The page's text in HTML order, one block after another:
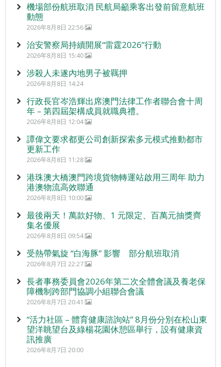
機場部份航班取消 民航局籲乘客出發前留意航班
動態
2026年8月8日 22:56
治安警察局持續開展“雷霆2026”行動
2026年8月8日 15:40
涉殺人未遂內地男子被羈押
2026年8月8日 14:24
行政長官岑浩輝出席澳門法律工作者聯合會十周
年 – 第四屆架構成員就職典禮。
2026年8月8日 12:04
譚偉文要求都更公司創新探索多元模式推動都市
更新工作
2026年8月8日 11:28
港珠澳大橋澳門跨境貨物轉運站啟用三周年 助力
港澳物流高效聯通
2026年8月8日 10:00
最後兩天！萬款好物、1 元限定、百萬元抽獎齊
集名優展
2026年8月8日 09:54
受熱帶氣旋 “白海豚” 影響 部分航班取消
2026年8月7日 22:27
長者事務委員會2026年第二次全體會議及養老保
障機制跨部門協調小組聯合會議
2026年8月7日 20:41
“活力社區 – 體育健康諮詢站” 8月份分別在松山東
望洋眺望台及綠楊花園休憩區舉行，設有健康資
訊推廣
2026年8月7日 20:00